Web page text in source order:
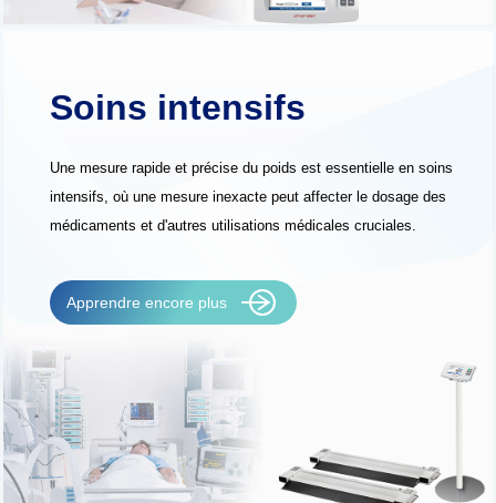
Soins intensifs
Une mesure rapide et précise du poids est essentielle en soins
intensifs, où une mesure inexacte peut affecter le dosage des
médicaments et d'autres utilisations médicales cruciales.
Apprendre encore plus